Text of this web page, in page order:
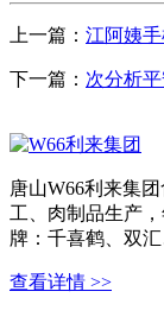
上一篇： 江阿姨
下一篇： 次分析
唐山W66利来集
工、肉制品生产
牌：千喜鹤、双
查看详情 >>